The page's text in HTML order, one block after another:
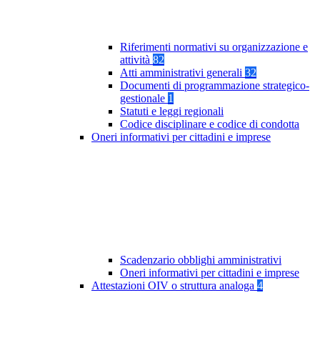
Riferimenti normativi su organizzazione e
attività 82
Atti amministrativi generali 32
Documenti di programmazione strategico-
gestionale 1
Statuti e leggi regionali
Codice disciplinare e codice di condotta
Oneri informativi per cittadini e imprese
Scadenzario obblighi amministrativi
Oneri informativi per cittadini e imprese
Attestazioni OIV o struttura analoga 4